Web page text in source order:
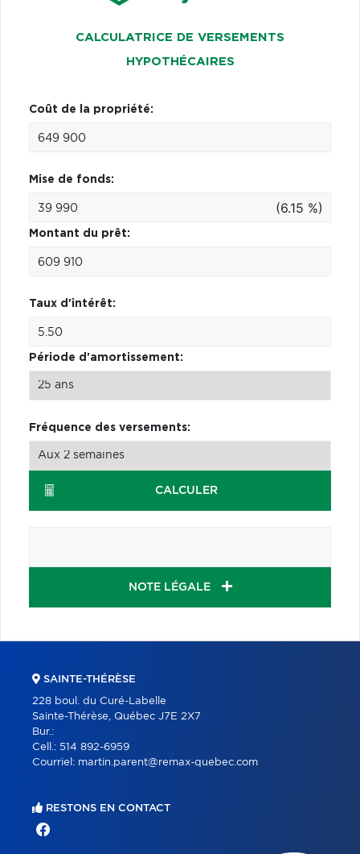
CALCULATRICE DE VERSEMENTS
HYPOTHÉCAIRES
Coût de la propriété:
Mise de fonds:
(6.15 %)
Montant du prêt:
Taux d'intérêt:
Période d'amortissement:
Fréquence des versements:
CALCULER
NOTE LÉGALE
SAINTE-THÉRÈSE
228 boul. du Curé-Labelle
Sainte-Thérèse, Québec J7E 2X7
Bur.:
Cell.: 514 892-6959
Courriel: martin.parent@remax-quebec.com
RESTONS EN CONTACT